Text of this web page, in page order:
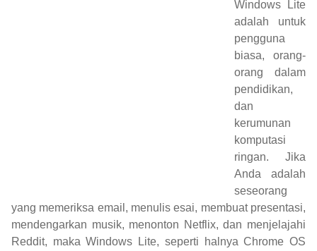
Windows Lite
adalah untuk
pengguna
biasa, orang-
orang dalam
pendidikan,
dan
kerumunan
komputasi
ringan. Jika
Anda adalah
seseorang
yang memeriksa email, menulis esai, membuat presentasi,
mendengarkan musik, menonton Netflix, dan menjelajahi
Reddit, maka Windows Lite, seperti halnya Chrome OS